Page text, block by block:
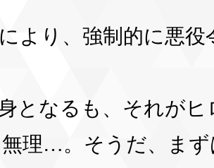
より、強制的に悪
となるも、それが
理…。そうだ、ま